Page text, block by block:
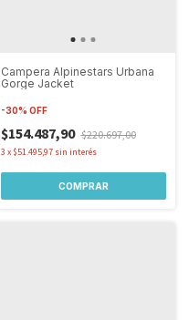
Campera Alpinestars Urbana
Gorge Jacket
-30% OFF
$154.487,90 $220.697,00
3 x $51.495,97 sin interés
COMPRAR